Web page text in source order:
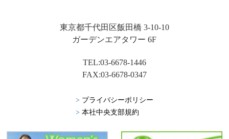
東京都千代田区飯田橋 3-10-10
ガーデンエアタワー 6F
TEL:03-6678-1446
FAX:03-6678-0347
> プライバシーポリシー
> 本社中央支部規約